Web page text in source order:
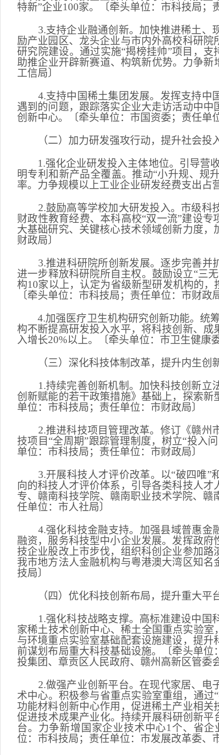
特新”企业100家。〔牵头单位：市科技局
3.支持企业融通创新。加快推进稀土、
励产业园区、龙头企业与市内外高校科研
研究院建设。通过实施“揭榜挂帅”项目，
助推企业开辟新赛道、构筑新优势。力争
工信局〕
4.支持中国稀土集团发展。发挥支持中
遇到的问题，跟踪落实企业大走访活动中
创新中心。〔牵头单位：市国资委；责任单
（二）加力研发强攻行动，提升社会投
1.强化企业研发投入主体地位。引导营收
明专利和新产品全覆盖。推动“小升规、规
率。力争规模以上工业企业研发经费支出占
2.鼓励高等学校加大研发投入。市级科
财政性教育经费、本科高校“双一流”建设
大基础研究、关键核心技术领域创新力度
财政局〕
3.推进科研院所创新发展。逐步完善并
进一步释放科研院所自主权。鼓励设立“三
构10家以上，认定为省级新型研发机构的
〔牵头单位：市科技局；责任单位：市财政
4.加强医疗卫生机构研究创新功能。统筹
构不断提高研发投入水平，将科技创新、
入增长20%以上。〔牵头单位：市卫生健康
（三）深化科技体制改革，提升内生创
1.持续完善创新机制。加快科技创新立
创新赋能的若干政策措施》基础上，探索
单位：市科技局；责任单位：市财政局〕
2.推进科技项目管理改革。修订《赣州
技项目“全周期”跟踪管理制度，树立“投入
单位：市科技局；责任单位：市财政局〕
3.开展科技人才评价改革。以“破四唯”
向的科技人才评价体系，引导各类科技人
专、赣南科技学院、赣南职业技术学院、
任单位：市人社局〕
4.强化科技金融支持。加强县域普惠金
融资，服务科技型中小企业发展。发挥政
技企业股改上市步伐，组织科创企业参加
我市地方法人金融机构与粤港澳大湾区知
技局〕
（四）优化科技创新布局，提升重大平
1.强化科技战略支撑。高标准建设中国
家稀土技术创新中心、稀土全国重点实验
与环境重点实验室基础配套设施建设，提
前谋划布局重大科技基础设施。〔牵头单
投集团、章贡区人民政府、赣州高新区管委
2.做强产业创新平台。在现代家居、电
术中心。积极参与省重点实验室重组，通
功能材料创新中心作用，促进稀土产业相
促进技术成果产业化。持续开展科研创新
台。力争新增国家企业技术中心1个、省
位：市科技局；责任单位：市发展改革委、